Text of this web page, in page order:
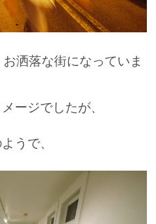
洒落な街になっていま
ージでしたが、
うで、